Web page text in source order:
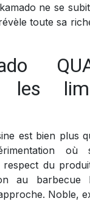
ne se
toute sa
les
est bien plus
où
respect du
au barbecue
Noble,